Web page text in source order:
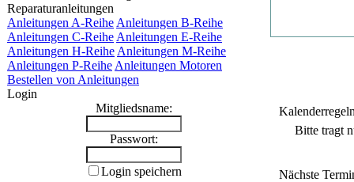
Reparaturanleitungen
Anleitungen A-Reihe Anleitungen B-Reihe
Anleitungen C-Reihe Anleitungen E-Reihe
Anleitungen H-Reihe Anleitungen M-Reihe
Anleitungen P-Reihe Anleitungen Motoren
Bestellen von Anleitungen
Login
Mitgliedsname:
Passwort:
Login speichern
Bitte tragt
Nächste